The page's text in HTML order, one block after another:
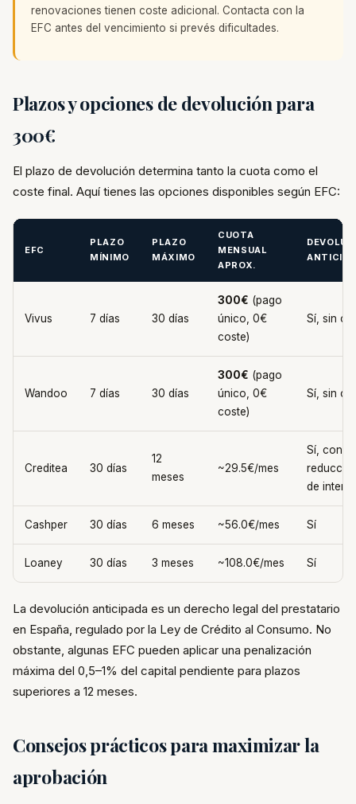
renovaciones tienen coste adicional. Contacta con la
EFC antes del vencimiento si prevés dificultades.
Plazos y opciones de devolución para
300€
El plazo de devolución determina tanto la cuota como el
coste final. Aquí tienes las opciones disponibles según EFC:
EFC
PLAZO
MÍNIMO
PLAZO
MÁXIMO
CUOTA
MENSUAL
APROX.
Vivus 7 días 30 días
300€ (pago
único, 0€
coste)
Sí, sin
Wandoo 7 días 30 días
300€ (pago
único, 0€
coste)
Sí, sin
Creditea 30 días
12
meses
~29.5€/mes
Sí, con
de
Cashper 30 días 6 meses ~56.0€/mes Sí
Loaney 30 días 3 meses ~108.0€/mes Sí
La devolución anticipada es un derecho legal del prestatario
en España, regulado por la Ley de Crédito al Consumo. No
obstante, algunas EFC pueden aplicar una penalización
máxima del 0,5–1% del capital pendiente para plazos
superiores a 12 meses.
Consejos prácticos para maximizar la
aprobación